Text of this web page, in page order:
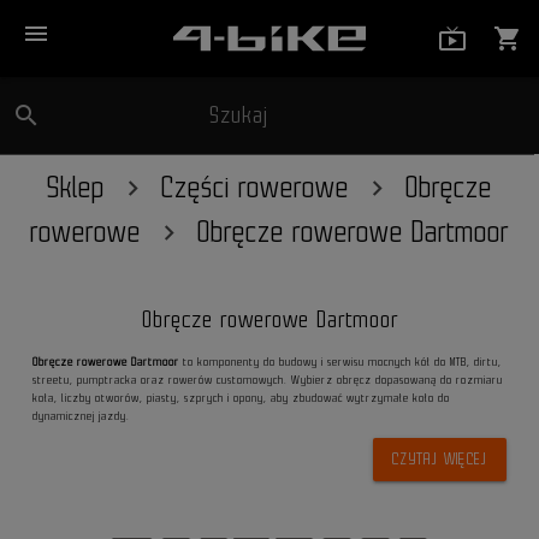
menu shopping_cart
search Szukaj
Sklep Części rowerowe
Obręcze
rowerowe
Obręcze rowerowe Dartmoor
Obręcze rowerowe Dartmoor
Obręcze rowerowe Dartmoor to komponenty do budowy i serwisu mocnych kół do MTB, dirtu,
streetu, pumptracka oraz rowerów customowych. Wybierz obręcz dopasowaną do rozmiaru
koła, liczby otworów, piasty, szprych i opony, aby zbudować wytrzymałe koło do
dynamicznej jazdy.
CZYTAJ WIĘCEJ